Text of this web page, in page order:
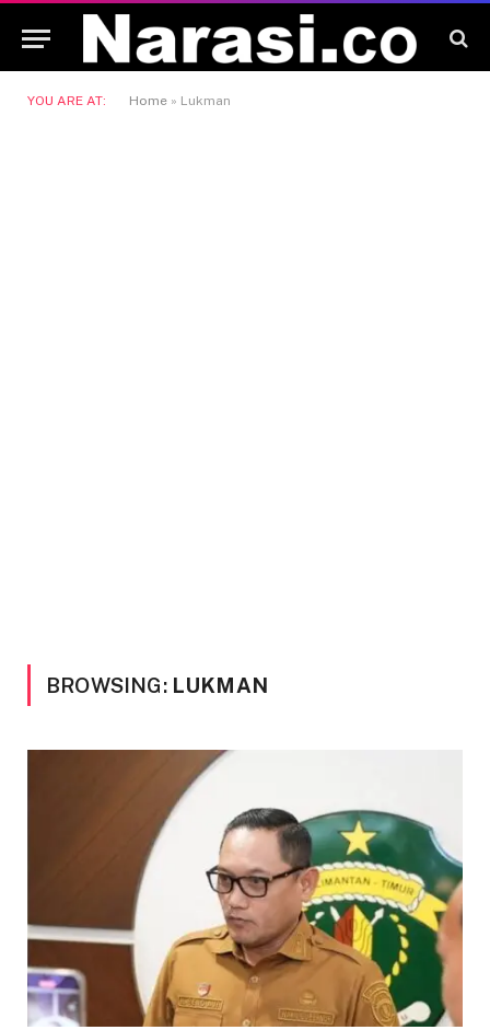
YOU ARE AT: Home » Lukman
BROWSING: LUKMAN